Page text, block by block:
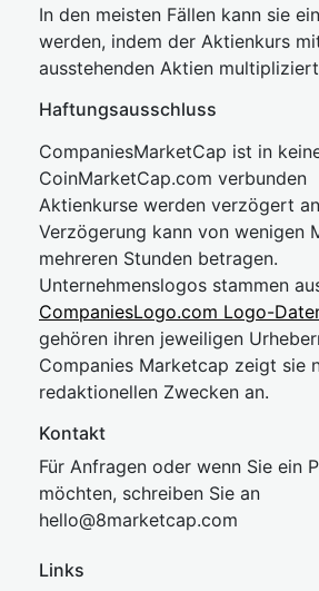
In den meisten Fällen kann sie
werden, indem der Aktienkurs
ausstehenden Aktien
Haftungsausschluss
CompaniesMarketCap ist in
CoinMarketCap.com verbunden
Aktienkurse werden verzögert
Verzögerung kann von wenigen
mehreren Stunden betragen.
Unternehmenslogos stammen
CompaniesLogo.com Logo-
gehören ihren jeweiligen
Companies Marketcap zeigt sie
redaktionellen Zwecken an.
Kontakt
Für Anfragen oder wenn Sie ein
möchten, schreiben Sie an
hello@8marketcap.com
Links